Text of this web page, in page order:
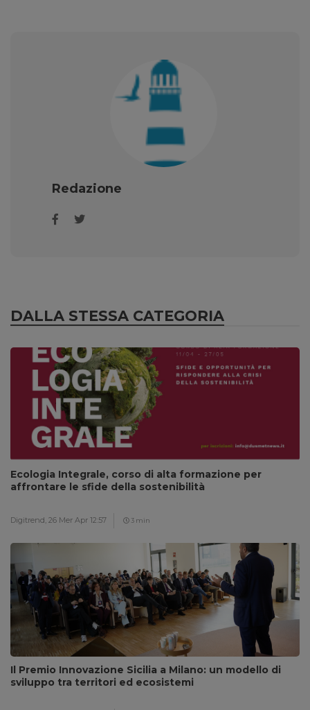
Redazione
DALLA STESSA CATEGORIA
Ecologia Integrale, corso di alta formazione per
affrontare le sfide della sostenibilità
Digitrend, 26 Mer Apr 12:57 3 min
Il Premio Innovazione Sicilia a Milano: un modello di
sviluppo tra territori ed ecosistemi